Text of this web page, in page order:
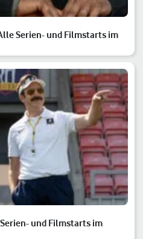
Serien- und Filmstarts im
und Filmstarts im